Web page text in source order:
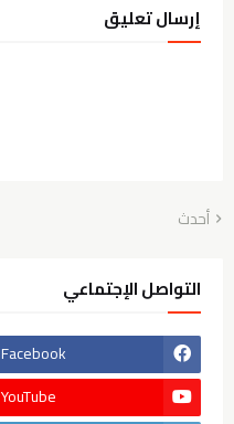
إرسال تعليق
أحدث
التواصل الإجتماعي
Facebook
YouTube